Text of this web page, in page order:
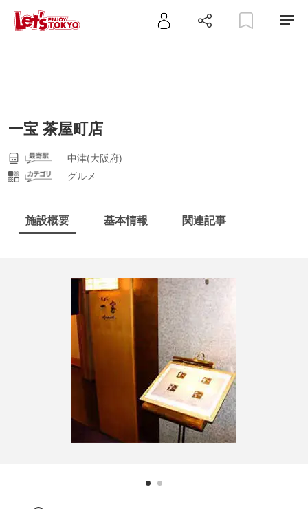
一宝 茶屋町店
中津(大阪府)
グルメ
施設概要 基本情報 関連記事